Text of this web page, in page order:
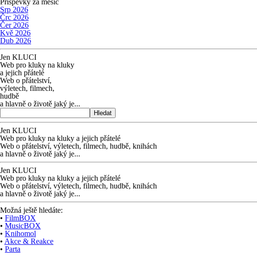
Příspěvky za měsíc
Srp 2026
Črc 2026
Čer 2026
Kvě 2026
Dub 2026
Jen KLUCI
Web pro kluky na kluky
a jejich přátelé
Web o přátelství,
výletech, filmech,
hudbě
a hlavně o životě jaký je...
Hledat
Jen KLUCI
Web pro kluky na kluky a jejich přátelé
Web o přátelství, výletech, filmech, hudbě, knihách
a hlavně o životě jaký je...
Jen KLUCI
Web pro kluky na kluky a jejich přátelé
Web o přátelství, výletech, filmech, hudbě, knihách
a hlavně o životě jaký je...
Možná ještě hledáte:
• FilmBOX
• MusicBOX
• Knihomol
• Akce & Reakce
• Parta